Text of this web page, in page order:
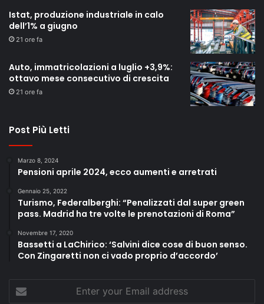
Istat, produzione industriale in calo
dell’1% a giugno
21 ore fa
Auto, immatricolazioni a luglio +3,9%:
ottavo mese consecutivo di crescita
21 ore fa
Post Più Letti
Marzo 8, 2024
Pensioni aprile 2024, ecco aumenti e arretrati
Gennaio 25, 2022
Turismo, Federalberghi: “Penalizzati dal super green
pass. Madrid ha tre volte le prenotazioni di Roma”
Novembre 17, 2020
Bassetti a LaChirico: ‘Salvini dice cose di buon senso.
Con Zingaretti non ci vado proprio d’accordo’
your